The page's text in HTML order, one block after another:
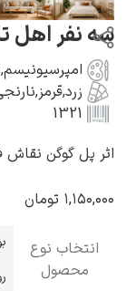
گوستاو کلیمت
ادوارد مونک
تاهیتی –
,نقاشی
مناسب
به سال ۱۸۹۹ میلادی
بوم نقاشی
بوم با
رول کانواس (⚠️